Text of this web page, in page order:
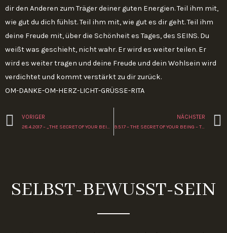
dir den Anderen zum Träger deiner guten Energien. Teil ihm mit,
wie gut du dich fühlst. Teil ihm mit, wie gut es dir geht. Teil ihm
deine Freude mit, über die Schönheit es Tages, des SEINS. Du
weißt was geschieht, nicht wahr. Er wird es weiter teilen. Er
wird es weiter tragen und deine Freude und dein Wohlsein wird
verdichtet und kommt verstärkt zu dir zurück.
OM-DANKE-OM-HERZ-LICHT-GRÜSSE-RITA
Zurück
VORIGER
28.4.2017 – „THE SECRET OF YOUR BEING“
NÄCHSTER
9.5.17 – THE SECRET OF YOUR BEING – THE SONG OF MY SOUL
SELBST-BEWUSST-SEIN